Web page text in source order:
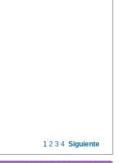
12 3 4 Siguiente